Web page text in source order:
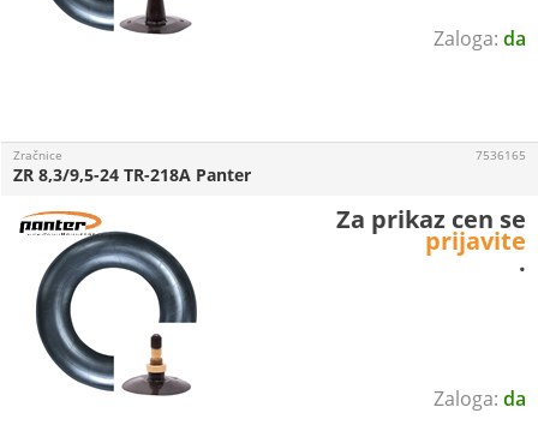
da
da
Zračnice
ZR 8,3/9,5-24 TR-218A Panter
7536165
Za prikaz cen se
prijavite
.